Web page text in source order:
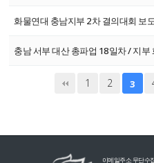
화물연대 충남지부 2차 결의대회 보
충남 서부 대산 총파업 18일차 / 지부
1 2 3
이메일주소 무단수